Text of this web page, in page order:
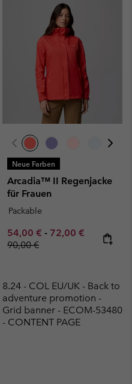
Neue Farben
Arcadia™ II Regenjacke
für Frauen
Packable
Minimum sale price:
54,00 € - Maximum sale
72,00 € Regular
90,00 €
8.24 - COL EU/UK - Back to
adventure promotion -
Grid banner - ECOM-53480
- CONTENT PAGE